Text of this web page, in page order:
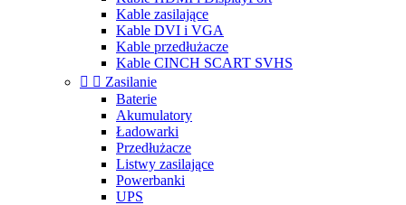
Kable zasilające
Kable DVI i VGA
Kable przedłużacze
Kable CINCH SCART SVHS
  Zasilanie
Baterie
Akumulatory
Ładowarki
Przedłużacze
Listwy zasilające
Powerbanki
UPS